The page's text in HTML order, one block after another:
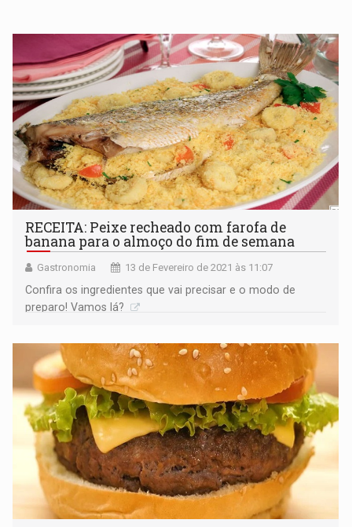
RECEITA: Peixe recheado com farofa de
banana para o almoço do fim de semana
Gastronomia 13 de Fevereiro de 2021 às 11:07
Confira os ingredientes que vai precisar e o modo de
preparo! Vamos lá?